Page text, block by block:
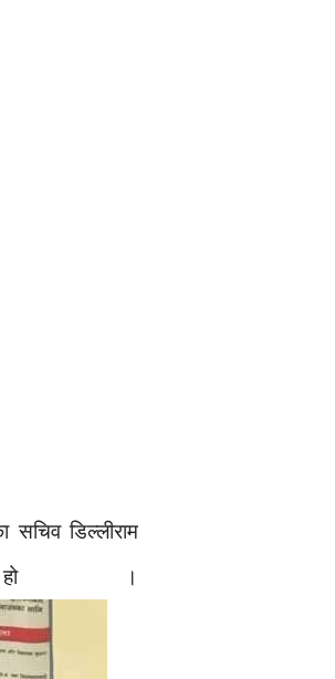
सचिव डिल्लीराम
हो ।